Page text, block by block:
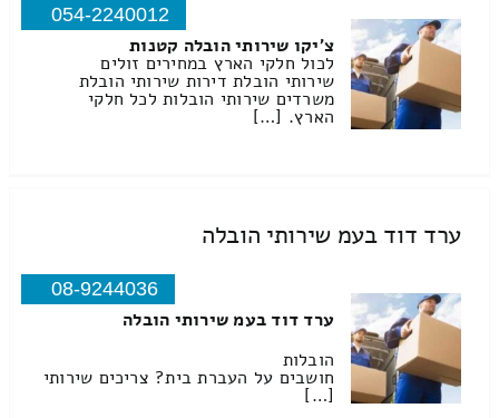
054-2240012
צ'יקו שירותי הובלה קטנות
לכול חלקי הארץ במחירים זולים
שירותי הובלת דירות שירותי הובלת
משרדים שירותי הובלות לכל חלקי
הארץ. […]
ערד דוד בעמ שירותי הובלה
08-9244036
ערד דוד בעמ שירותי הובלה
הובלות
חושבים על העברת בית? צריכים שירותי
[…]